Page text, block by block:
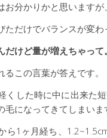
分かりかと思いますが
だけでバランスが変わ
だけど量が増えちゃって
この言葉が答えです。
くした時に中に出来た
になってきてしまいま
ら1ヶ月経ち、